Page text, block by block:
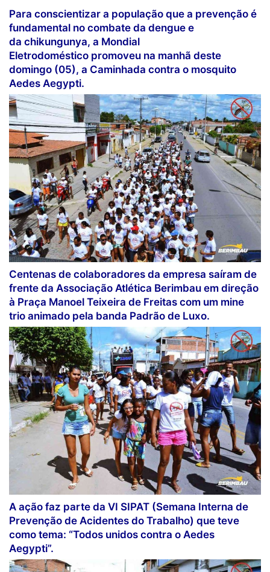
Para conscientizar a população que a prevenção é
fundamental no combate da dengue e
da chikungunya, a Mondial
Eletrodoméstico promoveu na manhã deste
domingo (05), a Caminhada contra o mosquito
Aedes Aegypti.
Centenas de colaboradores da empresa saíram de
frente da Associação Atlética Berimbau em direção
à Praça Manoel Teixeira de Freitas com um mine
trio animado pela banda Padrão de Luxo.
A ação faz parte da VI SIPAT (Semana Interna de
Prevenção de Acidentes do Trabalho) que teve
como tema: “Todos unidos contra o Aedes
Aegypti”.